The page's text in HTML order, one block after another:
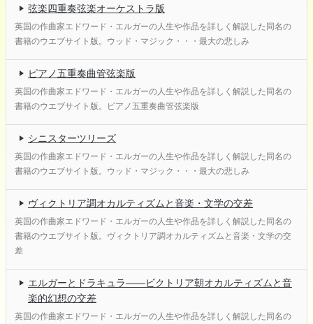
弦楽四重奏弦楽オーケストラ版
英国の作曲家エドワード・エルガーの人生や作品を詳しく解説した同名の
書籍のウエブサイト版。ウッド・マジック・・・最大の悲しみ
ピアノ五重奏曲管弦楽版
英国の作曲家エドワード・エルガーの人生や作品を詳しく解説した同名の
書籍のウエブサイト版。ピアノ五重奏曲管弦楽版
シニスターツリーズ
英国の作曲家エドワード・エルガーの人生や作品を詳しく解説した同名の
書籍のウエブサイト版。ウッド・マジック・・・最大の悲しみ
ヴィクトリア調オカルティズムと音楽・文学の交差
英国の作曲家エドワード・エルガーの人生や作品を詳しく解説した同名の
書籍のウエブサイト版。ヴィクトリア調オカルティズムと音楽・文学の交
差
エルガーとドラキュラ——ビクトリア朝オカルティズムと音
楽的幻想の交差
英国の作曲家エドワード・エルガーの人生や作品を詳しく解説した同名の